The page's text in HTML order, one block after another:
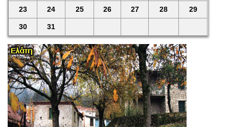
23 24 25 26 27 28 29
30 31